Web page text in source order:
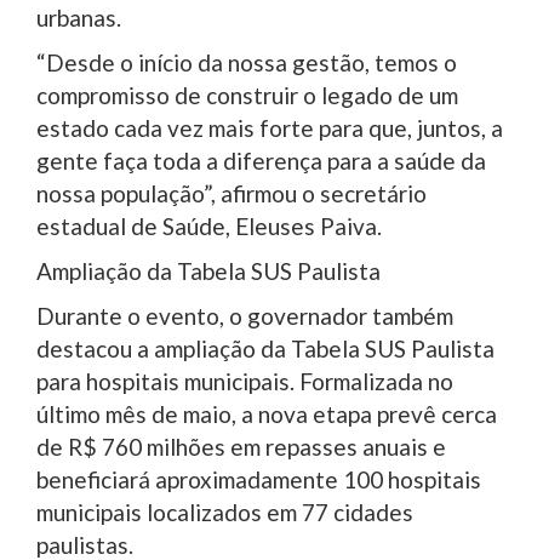
urbanas.
“Desde o início da nossa gestão, temos o
compromisso de construir o legado de um
estado cada vez mais forte para que, juntos, a
gente faça toda a diferença para a saúde da
nossa população”, afirmou o secretário
estadual de Saúde, Eleuses Paiva.
Ampliação da Tabela SUS Paulista
Durante o evento, o governador também
destacou a ampliação da Tabela SUS Paulista
para hospitais municipais. Formalizada no
último mês de maio, a nova etapa prevê cerca
de R$ 760 milhões em repasses anuais e
beneficiará aproximadamente 100 hospitais
municipais localizados em 77 cidades
paulistas.